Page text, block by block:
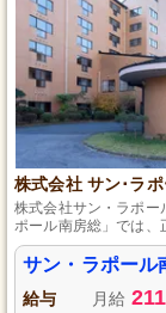
株式会社 サン･ラ
株式会社サン・ラポー
ポール南房総」では、
活かして、高齢者の
栄養バランスの取れ
上させる重要な役割
なキャリアを築きま
サン・ラポール
給与 月給